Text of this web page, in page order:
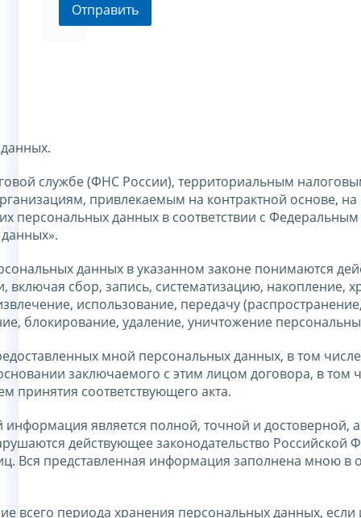
Отправить
службе (ФНС России), территориальным
привлекаемым на контрактной основе, на
персональных данных в соответствии с
данных в указанном законе понимаются
сбор, запись, систематизацию, накопление,
использование, передачу
блокирование, удаление, уничтожение
мной персональных данных, в том
заключаемого с этим лицом договора, в том
принятия соответствующего акта.
является полной, точной и достоверной,
действующее законодательство Российской
Вся представленная информация заполнена мною в
всего периода хранения персональных данных,